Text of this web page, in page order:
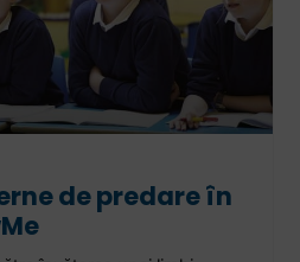
de predare în